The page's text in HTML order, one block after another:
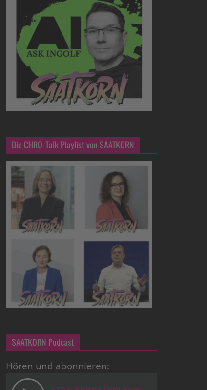
Die CHRO-Talk Playlist von SAATKORN
SAATKORN Podcast
Hören und abonnieren: